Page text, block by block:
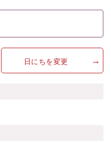
日にちを変更